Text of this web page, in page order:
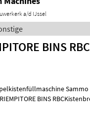
a/d IJssel
BINS RBC